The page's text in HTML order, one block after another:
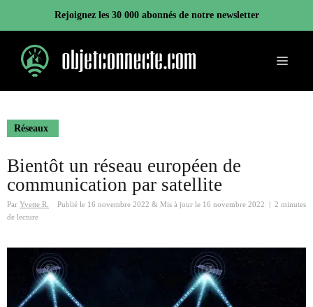
contenu
Rejoignez les 30 000 abonnés de notre newsletter
Menu
Réseaux
Bientôt un réseau européen de
communication par satellite
Par Yvette R. Publié le 16 novembre 2022 & Mis à jour le 16 novembre 2022
2 minutes
de lecture